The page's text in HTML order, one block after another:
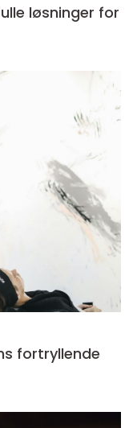
fortryllende